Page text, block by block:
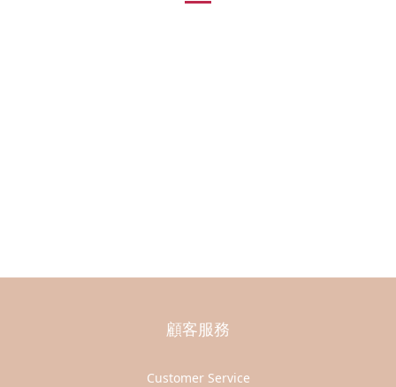
顧客服務
Customer Service